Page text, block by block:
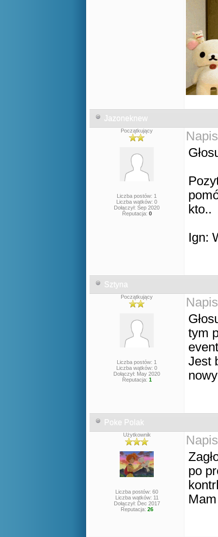
Jazoneknew
Początkujący
Liczba postów: 1
Liczba wątków: 0
Dołączył: Sep 2020
Reputacja: 0
kto..
Ign:
Sztyna
Początkujący
Liczba postów: 1
Liczba wątków: 0
Dołączył: May 2020
Reputacja: 1
tym
Jest
Poke Polak
Użytkownik
Liczba postów: 60
Liczba wątków: 11
Dołączył: Dec 2017
Reputacja: 26
po